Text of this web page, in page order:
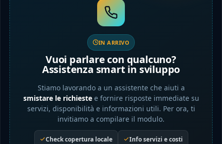
IN ARRIVO
Vuoi parlare con qualcuno?
Assistenza smart in sviluppo
Stiamo lavorando a un assistente che aiuti a
smistare le richiestee fornire risposte immediate su
servizi, disponibilità e informazioni utili. Per ora, ti
invitiamo a compilare il modulo.
Check copertura locale Info servizi e costi